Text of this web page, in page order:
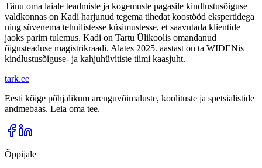
Tänu oma laiale teadmiste ja kogemuste pagasile kindlustusõiguse
valdkonnas on Kadi harjunud tegema tihedat koostööd ekspertidega
ning süvenema tehnilistesse küsimustesse, et saavutada klientide
jaoks parim tulemus. Kadi on Tartu Ülikoolis omandanud
õigusteaduse magistrikraadi. Alates 2025. aastast on ta WIDENis
kindlustusõiguse- ja kahjuhüvitiste tiimi kaasjuht.
tark.ee
Eesti kõige põhjalikum arenguvõimaluste, koolituste ja spetsialistide
andmebaas. Leia oma tee.
Õppijale